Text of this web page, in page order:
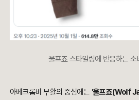
울프죠 스타일링에 반응하는
아베크롬비 부활의 중심에는 '울프죠(Wolf